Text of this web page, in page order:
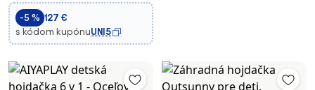
nosnosť 50 kg, pre batoľatá od
18 do 48 mesiacov
-5 % 127 €
s kódom kupónuUNI5